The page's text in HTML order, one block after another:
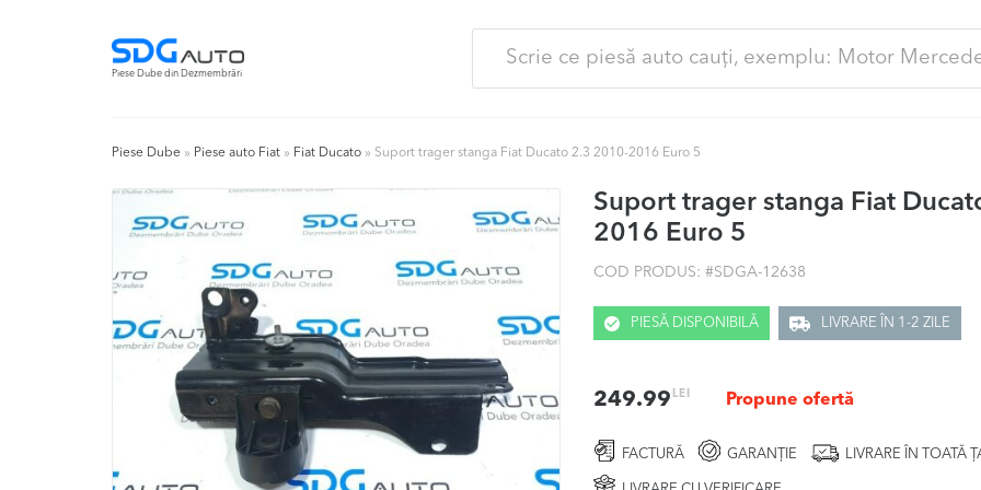
Piese Dube din Dezmembrări
Piese Dube » Piese auto Fiat » Fiat Ducato » Suport trager stanga Fiat Ducato 2.3 2010-2016 Euro 5
Suport trager stanga Fiat
2016 Euro 5
COD PRODUS: #SDGA-12638
PIESĂ DISPONIBILĂ LIVRARE ÎN 1-2 ZILE
249.99 LEI Propune ofertă
FACTURĂ GARANȚIE LIVRARE ÎN TOATĂ